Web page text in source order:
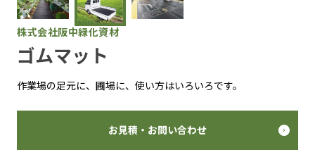
株式会社阪中緑化資材
ゴムマット
作業場の足元に、圃場に、使い方はいろいろです。
お見積・お問い合わせ